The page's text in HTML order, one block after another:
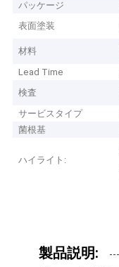
パッケージ
表面塗装
材料
Lead Time
検査
サービスタイプ
菌根基
ハイライト:
製品説明: